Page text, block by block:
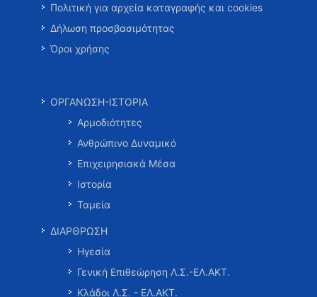
Πολιτική για αρχεία καταγραφής και cookies
Δήλωση προσβασιμότητας
Όροι χρήσης
ΟΡΓΑΝΩΣΗ-ΙΣΤΟΡΙΑ
Αρμοδιότητες
Ανθρώπινο Δυναμικό
Επιχειρησιακά Μέσα
Ιστορία
Ταμεία
ΔΙΑΡΘΡΩΣΗ
Ηγεσία
Γενική Επιθεώρηση Λ.Σ.-ΕΛ.ΑΚΤ.
Κλάδοι Λ.Σ. - ΕΛ.ΑΚΤ.